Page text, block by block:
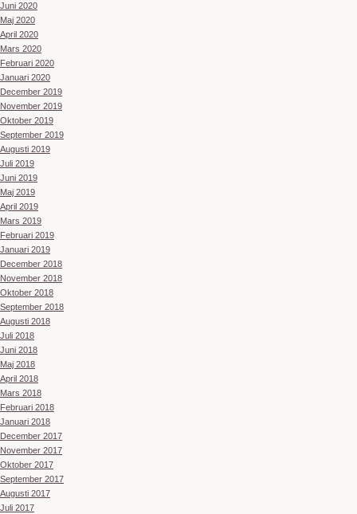
Juni 2020
Maj 2020
April 2020
Mars 2020
Februari 2020
Januari 2020
December 2019
November 2019
Oktober 2019
September 2019
Augusti 2019
Juli 2019
Juni 2019
Maj 2019
April 2019
Mars 2019
Februari 2019
Januari 2019
December 2018
November 2018
Oktober 2018
September 2018
Augusti 2018
Juli 2018
Juni 2018
Maj 2018
April 2018
Mars 2018
Februari 2018
Januari 2018
December 2017
November 2017
Oktober 2017
September 2017
Augusti 2017
Juli 2017